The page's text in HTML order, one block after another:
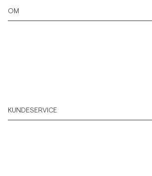
OM
KUNDESERVICE